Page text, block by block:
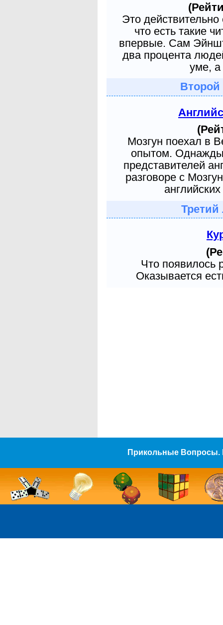
Это
что есть такие
впервые. Сам
два процента
уме, а
Мозгун поехал в
опытом. Однажды
представителей
разговоре с
Что появилось
Оказывается
Прикольные Вопросы.